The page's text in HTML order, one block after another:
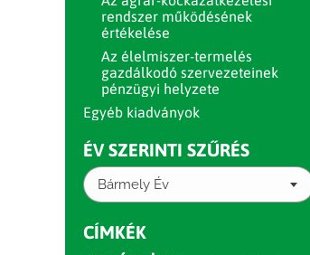
rendszer működésének
értékelése
Az élelmiszer-termelés
gazdálkodó szervezeteinek
pénzügyi helyzete
Egyéb kiadványok
ÉV SZERINTI SZŰRÉS
Bármely Év
CÍMKÉK